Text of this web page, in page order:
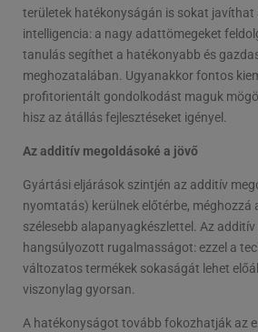
területek hatékonyságán is sokat javíthat
intelligencia: a nagy adattömegeket
tanulás segíthet a hatékonyabb és
meghozatalában. Ugyanakkor fontos
profitorientált gondolkodást maguk
hisz az átállás fejlesztéseket igényel.
Az additív megoldásoké a jövő
Gyártási eljárások szintjén az additív
nyomtatás) kerülnek előtérbe, méghozzá
szélesebb alapanyagkészlettel. Az
hangsúlyozott rugalmasságot: ezzel a
változatos termékek sokaságát lehet
viszonylag gyorsan.
A hatékonyságot tovább fokozhatják az